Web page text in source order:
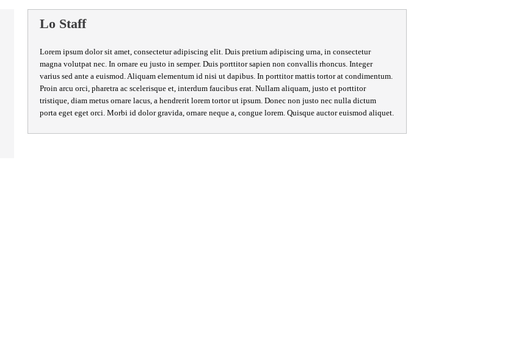
Lo Staff
Lorem ipsum dolor sit amet, consectetur adipiscing elit. Duis pretium adipiscing urna, in consectetur
magna volutpat nec. In ornare eu justo in semper. Duis porttitor sapien non convallis rhoncus. Integer
varius sed ante a euismod. Aliquam elementum id nisi ut dapibus. In porttitor mattis tortor at condimentum.
Proin arcu orci, pharetra ac scelerisque et, interdum faucibus erat. Nullam aliquam, justo et porttitor
tristique, diam metus ornare lacus, a hendrerit lorem tortor ut ipsum. Donec non justo nec nulla dictum
porta eget eget orci. Morbi id dolor gravida, ornare neque a, congue lorem. Quisque auctor euismod aliquet.